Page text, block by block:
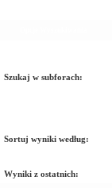
Szukaj w subforach:
Sortuj wyniki według:
Wyniki z ostatnich: